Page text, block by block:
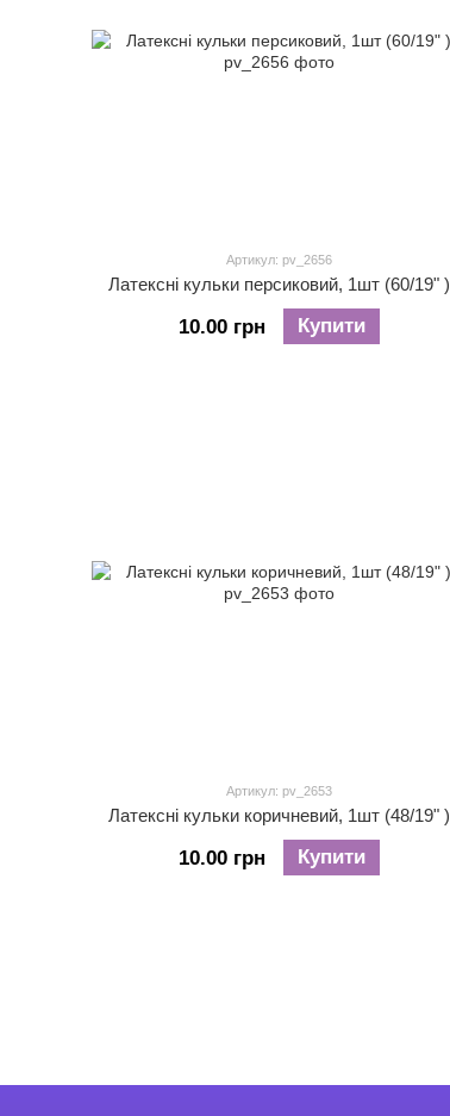
Артикул: pv_2656
Латексні кульки персиковий, 1шт (60/19" )
10.00 грн Купити
Артикул: pv_2653
Латексні кульки коричневий, 1шт (48/19" )
10.00 грн Купити